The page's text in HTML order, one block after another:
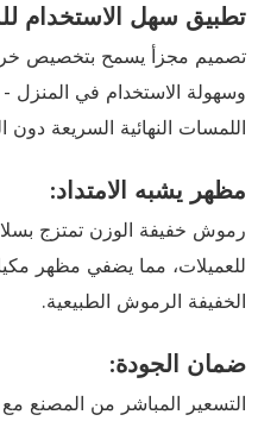
تطبيق سهل الاستخدام
تصميم مجزأ يسمح بتخصيص
وسهولة الاستخدام في المنزل -
اللمسات النهائية السريعة
مظهر يشبه الامتداد:
رموش خفيفة الوزن تمتزج
للعميلات، مما يضفي مظهر
الخفيفة الرموش الطبيعية.
ضمان الجودة:
التسعير المباشر من المصنع مع